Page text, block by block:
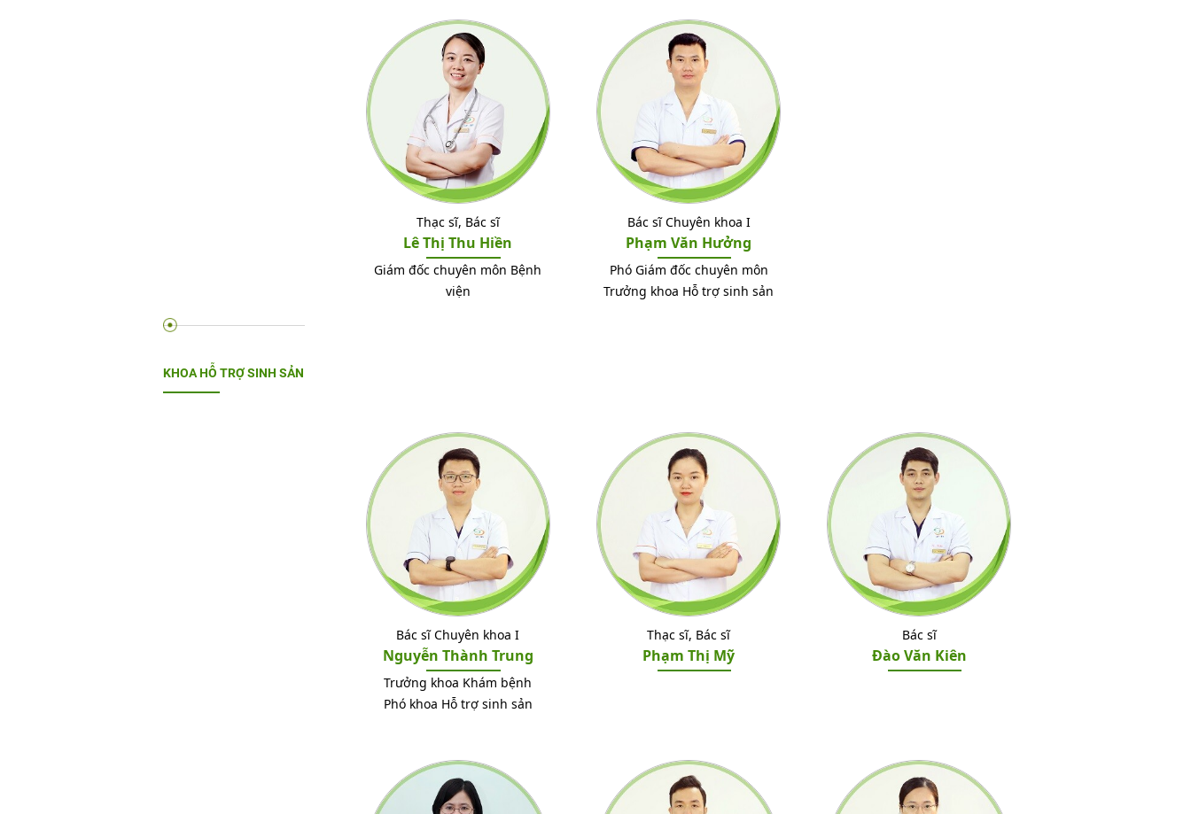
Thạc sĩ, Bác sĩ
Lê Thị Thu Hiền
Giám đốc chuyên môn Bệnh
viện
Bác sĩ Chuyên khoa I
Phạm Văn Hưởng
Phó Giám đốc chuyên môn
Trưởng khoa Hỗ trợ sinh sản
KHOA HỖ TRỢ SINH SẢN
Bác sĩ Chuyên khoa I
Nguyễn Thành Trung
Trưởng khoa Khám bệnh
Phó khoa Hỗ trợ sinh sản
Thạc sĩ, Bác sĩ
Phạm Thị Mỹ
Bác sĩ
Đào Văn Kiên